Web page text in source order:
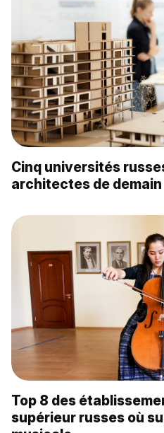
Cinq universités
architectes de demain
Top 8 des
supérieur russes où